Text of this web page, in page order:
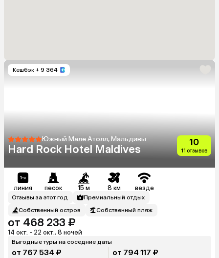
Кешбэк + 9 364
Южный Мале Атолл, Мальдивы
Hard Rock Hotel Maldives
10
11 отзывов
линия песок 15 м 8 км везде
Отзывы за этот год
Премиальный отдых
Собственный остров
Собственный пляж
от 468 233 ₽
14 окт. - 22 окт., 8 ночей
Выгодные туры на соседние даты
от 767 534 ₽ от 794 117 ₽